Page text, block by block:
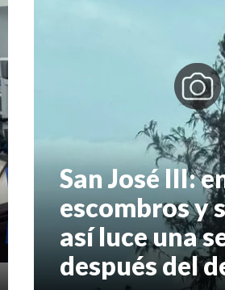
San José III:
escombros y
así luce una
después del